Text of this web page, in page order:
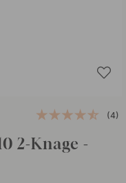
(4)
2-Knage -